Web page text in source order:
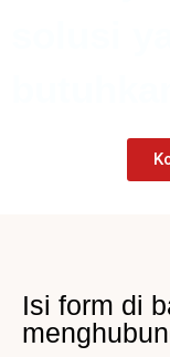
Isi form di